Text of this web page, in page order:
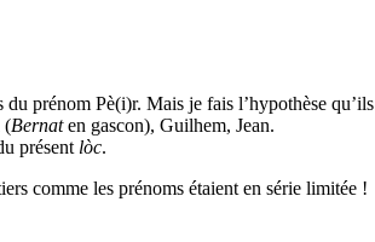
prénom Pè(i)r. Mais je fais l’hypothèse
(Bernaten gascon), Guilhem, Jean.
présent lòc.
comme les prénoms étaient en série limitée !